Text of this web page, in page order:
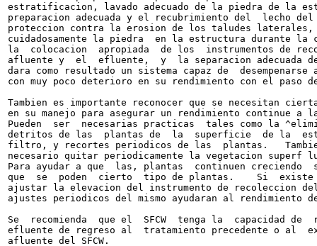
estratificacion, lavado adecuado de la piedra de la
preparacion adecuada y el recubrimiento del  lecho
proteccion contra la erosion de los taludes
cuidadosamente la piedra  en la estructura durante la
la  colocacion  apropiada  de los  instrumentos de
afluente y  el  efluente,  y  la separacion adecuada
dara como resultado un sistema capaz de
con muy poco deterioro en su rendimiento con el paso
Tambien es importante reconocer que se necesitan
en su manejo para asegurar un rendimiento continue a
Pueden  ser  necesarias practicas  tales como la
detritos de las  plantas de  la  superficie  de la
filtro, y recortes periodicos de las  plantas.
necesario quitar periodicamente la vegetacion superf
Para ayudar a que  las, plantas  continuen creciendo
que  se  poden  cierto  tipo de plantas.    Si  existe
ajustar la elevacion del instrumento de recoleccion
ajustes periodicos del mismo ayudaran al rendimiento
Se  recomienda  que el  SFCW  tenga la  capacidad
efluente de regreso al  tratamiento precedente o al
afluente del SFCW.